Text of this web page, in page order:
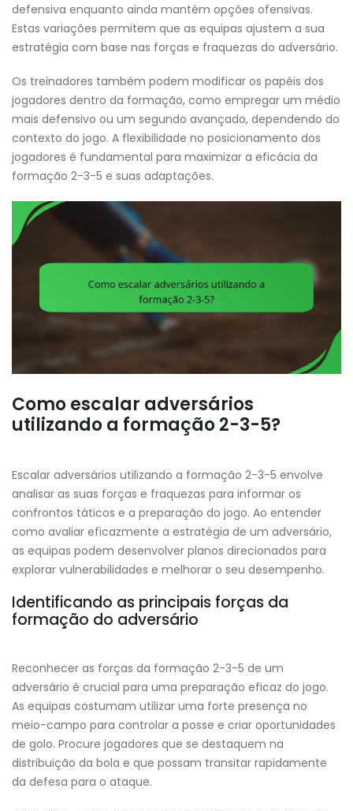
defensiva enquanto ainda mantém opções ofensivas.
Estas variações permitem que as equipas ajustem a sua
estratégia com base nas forças e fraquezas do adversário.
Os treinadores também podem modificar os papéis dos
jogadores dentro da formação, como empregar um médio
mais defensivo ou um segundo avançado, dependendo do
contexto do jogo. A flexibilidade no posicionamento dos
jogadores é fundamental para maximizar a eficácia da
formação 2-3-5 e suas adaptações.
Como escalar adversários
utilizando a formação 2-3-5?
Escalar adversários utilizando a formação 2-3-5 envolve
analisar as suas forças e fraquezas para informar os
confrontos táticos e a preparação do jogo. Ao entender
como avaliar eficazmente a estratégia de um adversário,
as equipas podem desenvolver planos direcionados para
explorar vulnerabilidades e melhorar o seu desempenho.
Identificando as principais forças da
formação do adversário
Reconhecer as forças da formação 2-3-5 de um
adversário é crucial para uma preparação eficaz do jogo.
As equipas costumam utilizar uma forte presença no
meio-campo para controlar a posse e criar oportunidades
de golo. Procure jogadores que se destaquem na
distribuição da bola e que possam transitar rapidamente
da defesa para o ataque.